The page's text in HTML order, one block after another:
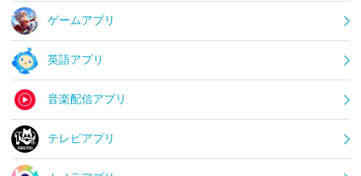
ゲームアプリ
英語アプリ
音楽配信アプリ
テレビアプリ